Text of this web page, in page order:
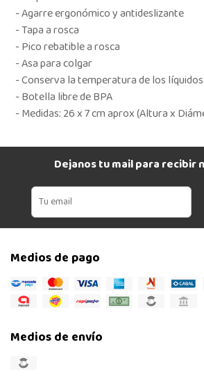
- Agarre ergonómico y antideslizante
- Tapa a rosca
- Pico rebatible a rosca
- Asa para colgar
- Conserva la temperatura de los líquidos
- Botella libre de BPA
- Medidas: 26 x 7 cm aprox (Altura x
Dejanos tu mail para recibir
Medios de pago
Medios de envío